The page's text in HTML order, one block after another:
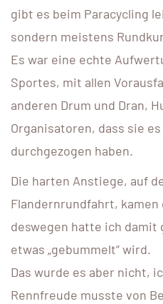
gibt es beim Paracycling
sondern meistens
Es war eine echte
Sportes, mit allen
anderen Drum und Dran,
Organisatoren, dass sie
durchgezogen haben.
Die harten Anstiege, auf
Flandernrundfahrt,
deswegen hatte ich damit
etwas „gebummelt“ wird.
Das wurde es aber nicht,
Rennfreude musste von